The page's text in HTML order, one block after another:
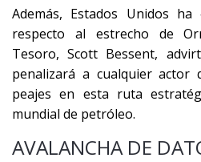
Además, Estados Unidos
respecto al estrecho de
Tesoro, Scott Bessent,
penalizará a cualquier actor
peajes en esta ruta
mundial de petróleo.
AVALANCHA DE